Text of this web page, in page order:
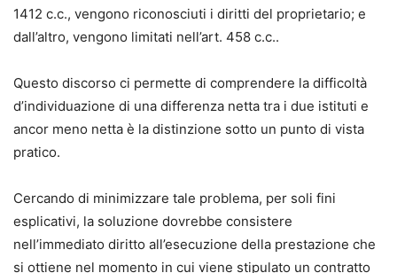
1412 c.c., vengono riconosciuti i diritti del proprietario; e
dall’altro, vengono limitati nell’art. 458 c.c..
Questo discorso ci permette di comprendere la difficoltà
d’individuazione di una differenza netta tra i due istituti e
ancor meno netta è la distinzione sotto un punto di vista
pratico.
Cercando di minimizzare tale problema, per soli fini
esplicativi, la soluzione dovrebbe consistere
nell’immediato diritto all’esecuzione della prestazione che
si ottiene nel momento in cui viene stipulato un contratto